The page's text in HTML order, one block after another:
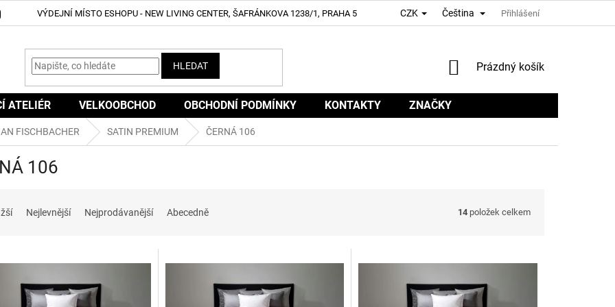
VÝDEJNÍ MÍSTO ESHOPU - NEW LIVING CENTER, ŠAFRÁNKOVA 1238/1, PRAHA 5 CZK Čeština Přihlášení
HLEDAT
NÁKUPNÍ
Prázdný košík
ATELIÉR VELKOOBCHOD OBCHODNÍ PODMÍNKY KONTAKTY ZNAČKY
FISCHBACHER SATIN PREMIUM ČERNÁ 106
106
Nejlevnější Nejprodávanější Abecedně 14 položek celkem